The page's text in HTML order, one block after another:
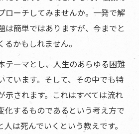
ローチしてみませんか。一発で解
は簡単ではありますが、今までと
かもしれません。
テーマとし、人生のあらゆる困難
ています。そして、その中でも特
示されます。これはすべては流れ
化するものであるという考え方で
は死んでいくという教えです。